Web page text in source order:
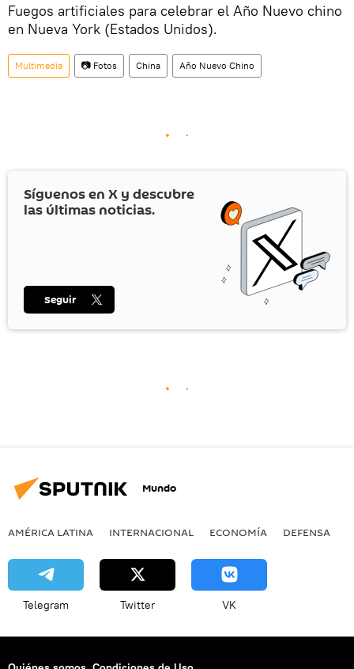
Fuegos artificiales para celebrar el Año Nuevo chino
en Nueva York (Estados Unidos).
Multimedia 📷 Fotos China Año Nuevo Chino
Síguenos en X y descubre
las últimas noticias.
Seguir
Mundo
AMÉRICA LATINA INTERNACIONAL ECONOMÍA DEFENSA
Telegram Twitter VK